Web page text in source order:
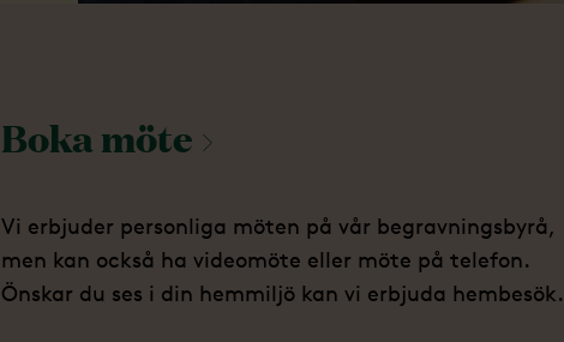
Bokamöte
Vi erbjuder personliga möten på vår begravningsbyrå,
men kan också ha videomöte eller möte på telefon.
Önskar du ses i din hemmiljö kan vi erbjuda hembesök.